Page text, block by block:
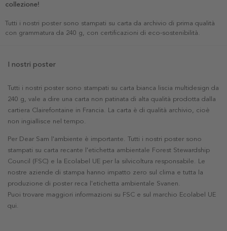
collezione!
Tutti i nostri poster sono stampati su carta da archivio di prima qualità
con grammatura da 240 g, con certificazioni di eco-sostenibilità.
I nostri poster
Tutti i nostri poster sono stampati su carta bianca liscia multidesign da
240 g, vale a dire una carta non patinata di alta qualità prodotta dalla
cartiera Clairefontaine in Francia. La carta è di qualità archivio, cioè
non ingiallisce nel tempo.
Per Dear Sam l'ambiente è importante. Tutti i nostri poster sono
stampati su carta recante l'etichetta ambientale Forest Stewardship
Council (FSC) e la Ecolabel UE per la silvicoltura responsabile. Le
nostre aziende di stampa hanno impatto zero sul clima e tutta la
produzione di poster reca l'etichetta ambientale Svanen.
Puoi trovare maggiori informazioni su FSC e sul marchio Ecolabel UE
qui.